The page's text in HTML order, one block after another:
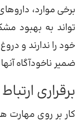
برخی موارد،
تواند به بهبود
خود را ندارند و
ضمیر ناخودآگاه
برقراری
کار بر روی مهارت